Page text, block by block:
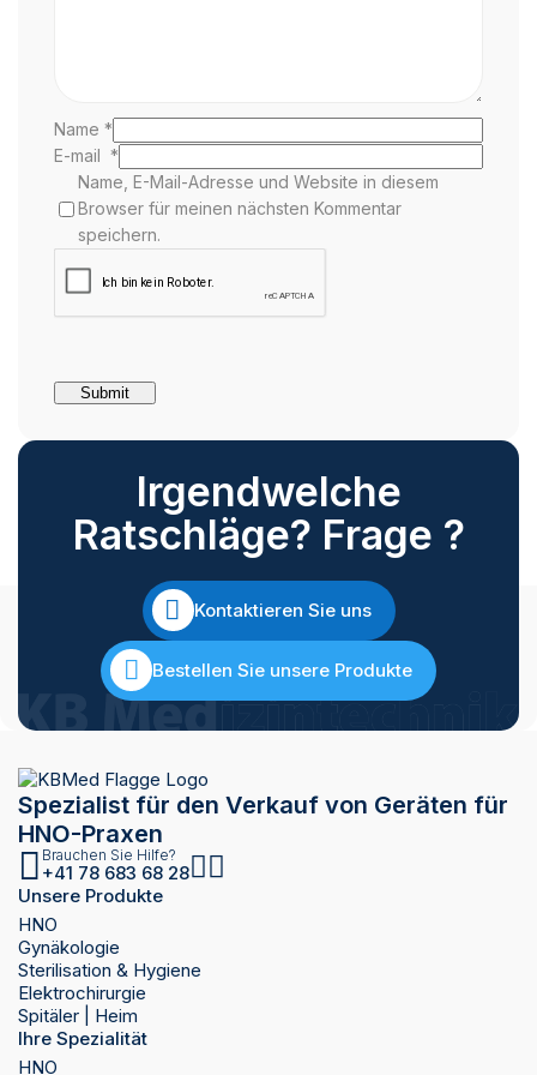
Name *
E-mail *
Name, E-Mail-Adresse und Website in diesem
Browser für meinen nächsten Kommentar
speichern.
Irgendwelche
Ratschläge? Frage ?
Kontaktieren Sie uns
Bestellen Sie unsere Produkte
Spezialist für den Verkauf von Geräten für
HNO-Praxen
Brauchen Sie Hilfe?
+41 78 683 68 28
Unsere Produkte
HNO
Gynäkologie
Sterilisation & Hygiene
Elektrochirurgie
Spitäler | Heim
Ihre Spezialität
HNO